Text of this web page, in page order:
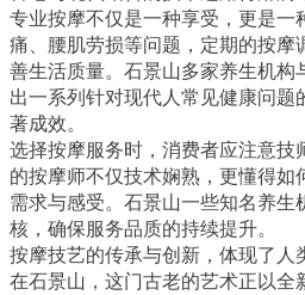
专业按摩不仅是一种享受，更是一
痛、腰肌劳损等问题，定期的按摩
善生活质量。石景山多家养生机构
出一系列针对现代人常见健康问题
著成效。
选择按摩服务时，消费者应注意技
的按摩师不仅技术娴熟，更懂得如
需求与感受。石景山一些知名养
核，确保服务品质的持续提升。
按摩技艺的传承与创新，体现了人
在石景山，这门古老的艺术正以全